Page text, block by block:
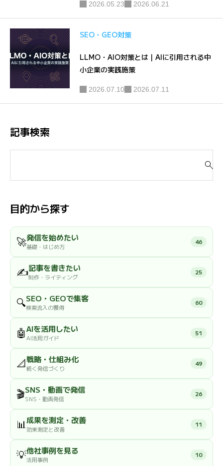
2026.05.23 2026.06.21
SEO・GEO対策
LLMO・AIO対策とは｜AIに引用される中
小企業の実践施策
2026.07.10 2026.07.11
記事検索
対
:目的から探す
🚀発信を始めたい
基礎・はじめ方
46
✍️記事を書きたい
制作・ライティング
25
🔍SEO・GEOで集客
検索流入の獲得
60
🤖AIを活用したい
AI活用ガイド
51
📐戦略・仕組み化
続く発信づくり
49
🎬SNS・動画で発信
SNS・動画発信
26
📊成果を測定・改善
効果測定と改善
11
💡他社事例を見る
活用事例
10